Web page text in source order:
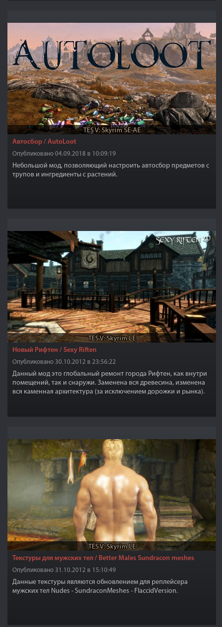
TES V: Skyrim SE-AE
Автосбор / AutoLoot
Опубликовано 04.09.2018 в 10:09:19
Небольшой мод, позволяющий настроить автосбор предметов с
трупов и ингредиенты с растений.
TES V: Skyrim LE
Новый Рифтен / Sexy Riften
Опубликовано 30.10.2012 в 23:56:22
Данный мод это глобальный ремонт города Рифтен, как внутри
помещений, так и снаружи. Заменена вся древесина, изменена
вся каменная архитектура (за исключением дорожки и рынка).
TES V: Skyrim LE
Текстуры для мужских тел / Better Males Sundracon meshes
Опубликовано 31.10.2012 в 15:10:49
Данные текстуры являются обновлением для реплейсера
мужских тел Nudes - SundraconMeshes - FlaccidVersion.